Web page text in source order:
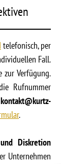
telefonisch, per
Fall.
zur Verfügung.
Rufnummer
kontakt@kurtz-
.
Diskretion
Unternehmen